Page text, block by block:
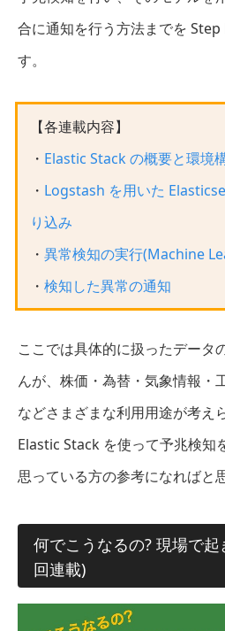
合に通知を行う方法までを
す。
【各連載内容】
・ Elastic Stack の概要と環境
・ Logstash を用いた
り込み
・ 異常検知の実行(Machine
・ 検知した異常の通知
ここでは具体的に扱ったデータ
んが、株価・為替・気象情報・
などさまざまな利用用途が考え
Elastic Stack を使って予兆検知
思っている方の参考になればと
何でこうなるの? 現場で
回連載)